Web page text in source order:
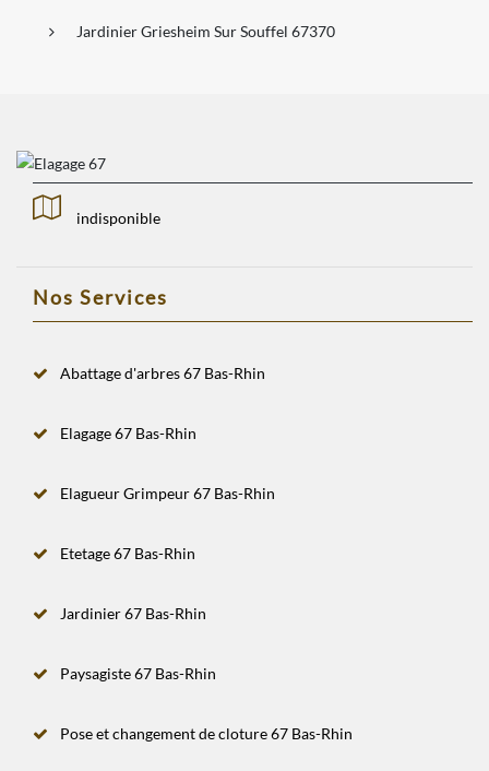
Jardinier Griesheim Sur Souffel 67370
indisponible
Nos Services
Abattage d'arbres 67 Bas-Rhin
Elagage 67 Bas-Rhin
Elagueur Grimpeur 67 Bas-Rhin
Etetage 67 Bas-Rhin
Jardinier 67 Bas-Rhin
Paysagiste 67 Bas-Rhin
Pose et changement de cloture 67 Bas-Rhin